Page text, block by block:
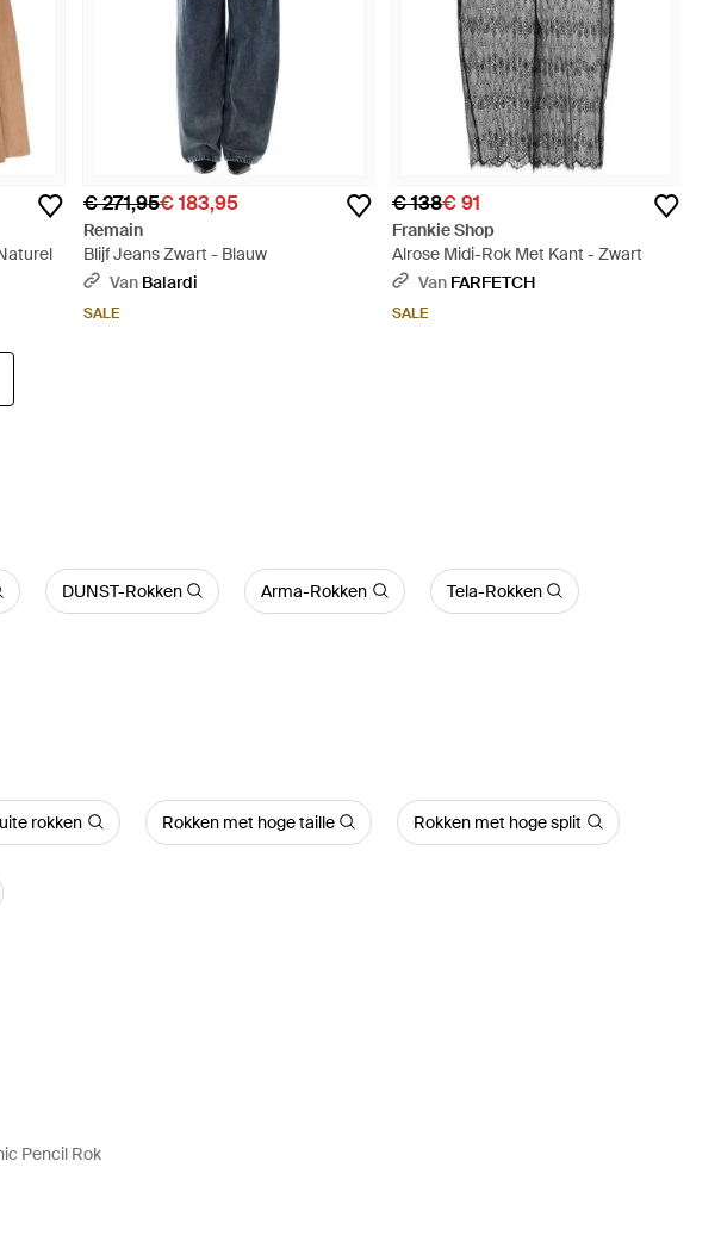
€ 271,95€ 183,95
Remain
Blijf Jeans Zwart - Blauw
Van Balardi
SALE
€ 138€ 91
Frankie Shop
Alrose Midi-Rok Met Kant - Zwart
Van FARFETCH
SALE
DUNST-Rokken Arma-Rokken Tela-Rokken
rokken Rokken met hoge taille Rokken met hoge split
Pencil Rok